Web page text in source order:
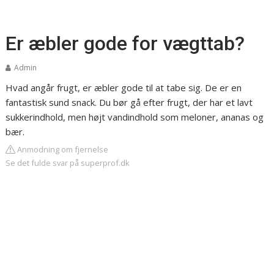
Er æbler gode for vægttab?
Admin
Hvad angår frugt, er æbler gode til at tabe sig. De er en
fantastisk sund snack. Du bør gå efter frugt, der har et lavt
sukkerindhold, men højt vandindhold som meloner, ananas og
bær.
Anmodning om fjernelse
Se det fulde svar på superprof.dk